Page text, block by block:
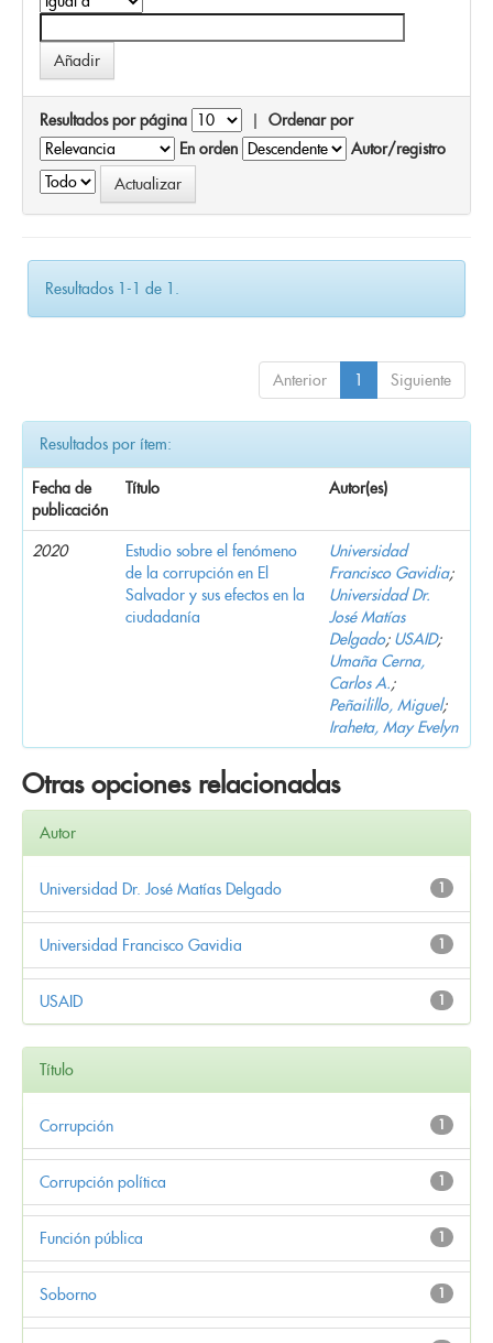
Resultados por página | Ordenar por
En orden
Autor/registro
Resultados 1-1 de 1.
Anterior 1 Siguiente
Resultados por ítem:
Fecha de
publicación
Título Autor(es)
2020
Estudio sobre el fenómeno
de la corrupción en El
Salvador y sus efectos en la
ciudadanía
Universidad
Francisco Gavidia;
Universidad Dr.
José Matías
Delgado; USAID;
Umaña Cerna,
Carlos A.;
Peñailillo, Miguel;
Iraheta, May Evelyn
Otras opciones relacionadas
Autor
1
Universidad Dr. José Matías Delgado
1
Universidad Francisco Gavidia
1
USAID
Título
1
Corrupción
1
Corrupción política
1
Función pública
1
Soborno